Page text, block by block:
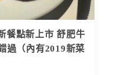
餐點新上市 舒肥牛
過（內有2019新菜